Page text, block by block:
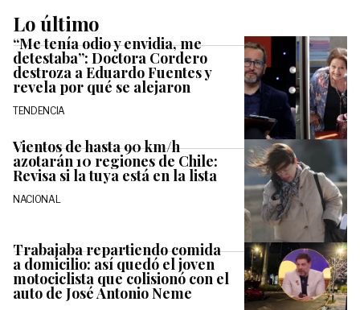
Lo último
“Me tenía odio y envidia, me
detestaba”: Doctora Cordero
destroza a Eduardo Fuentes y
revela por qué se alejaron
TENDENCIA
Vientos de hasta 90 km/h
azotarán 10 regiones de Chile:
Revisa si la tuya está en la lista
NACIONAL
Trabajaba repartiendo comida
a domicilio: así quedó el joven
motociclista que colisionó con el
auto de José Antonio Neme